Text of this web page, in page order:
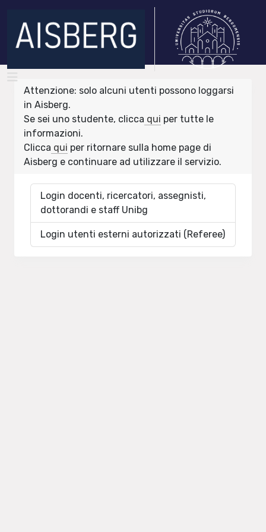
Attenzione: solo alcuni utenti possono loggarsi
in Aisberg.
Se sei uno studente, clicca qui per tutte le
informazioni.
Clicca qui per ritornare sulla home page di
Aisberg e continuare ad utilizzare il servizio.
Login docenti, ricercatori, assegnisti,
dottorandi e staff Unibg
Login utenti esterni autorizzati (Referee)